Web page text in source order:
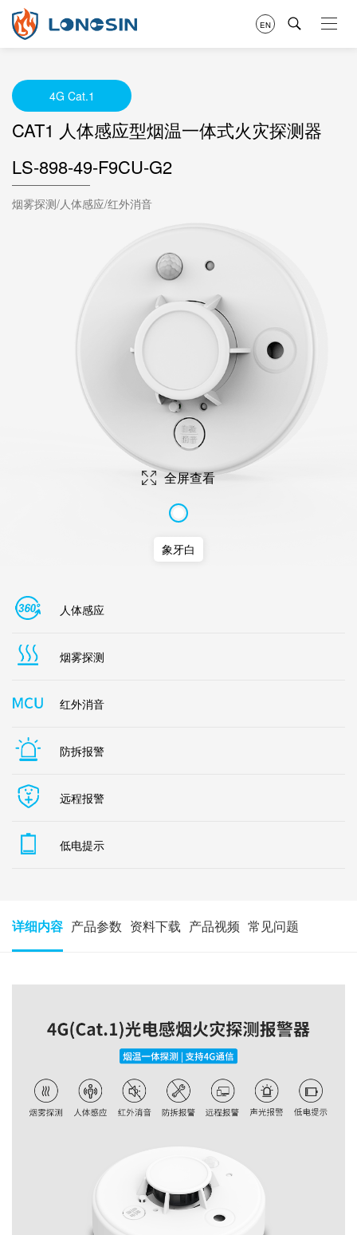
EN
4G Cat.1
CAT1 人体感应型烟温一体式火灾探测器
LS-898-49-F9CU-G2
烟雾探测/人体感应/红外消音
全屏查看
象牙白
人体感应
烟雾探测
红外消音
防拆报警
远程报警
低电提示
详细内容 产品参数 资料下载 产品视频 常见问题